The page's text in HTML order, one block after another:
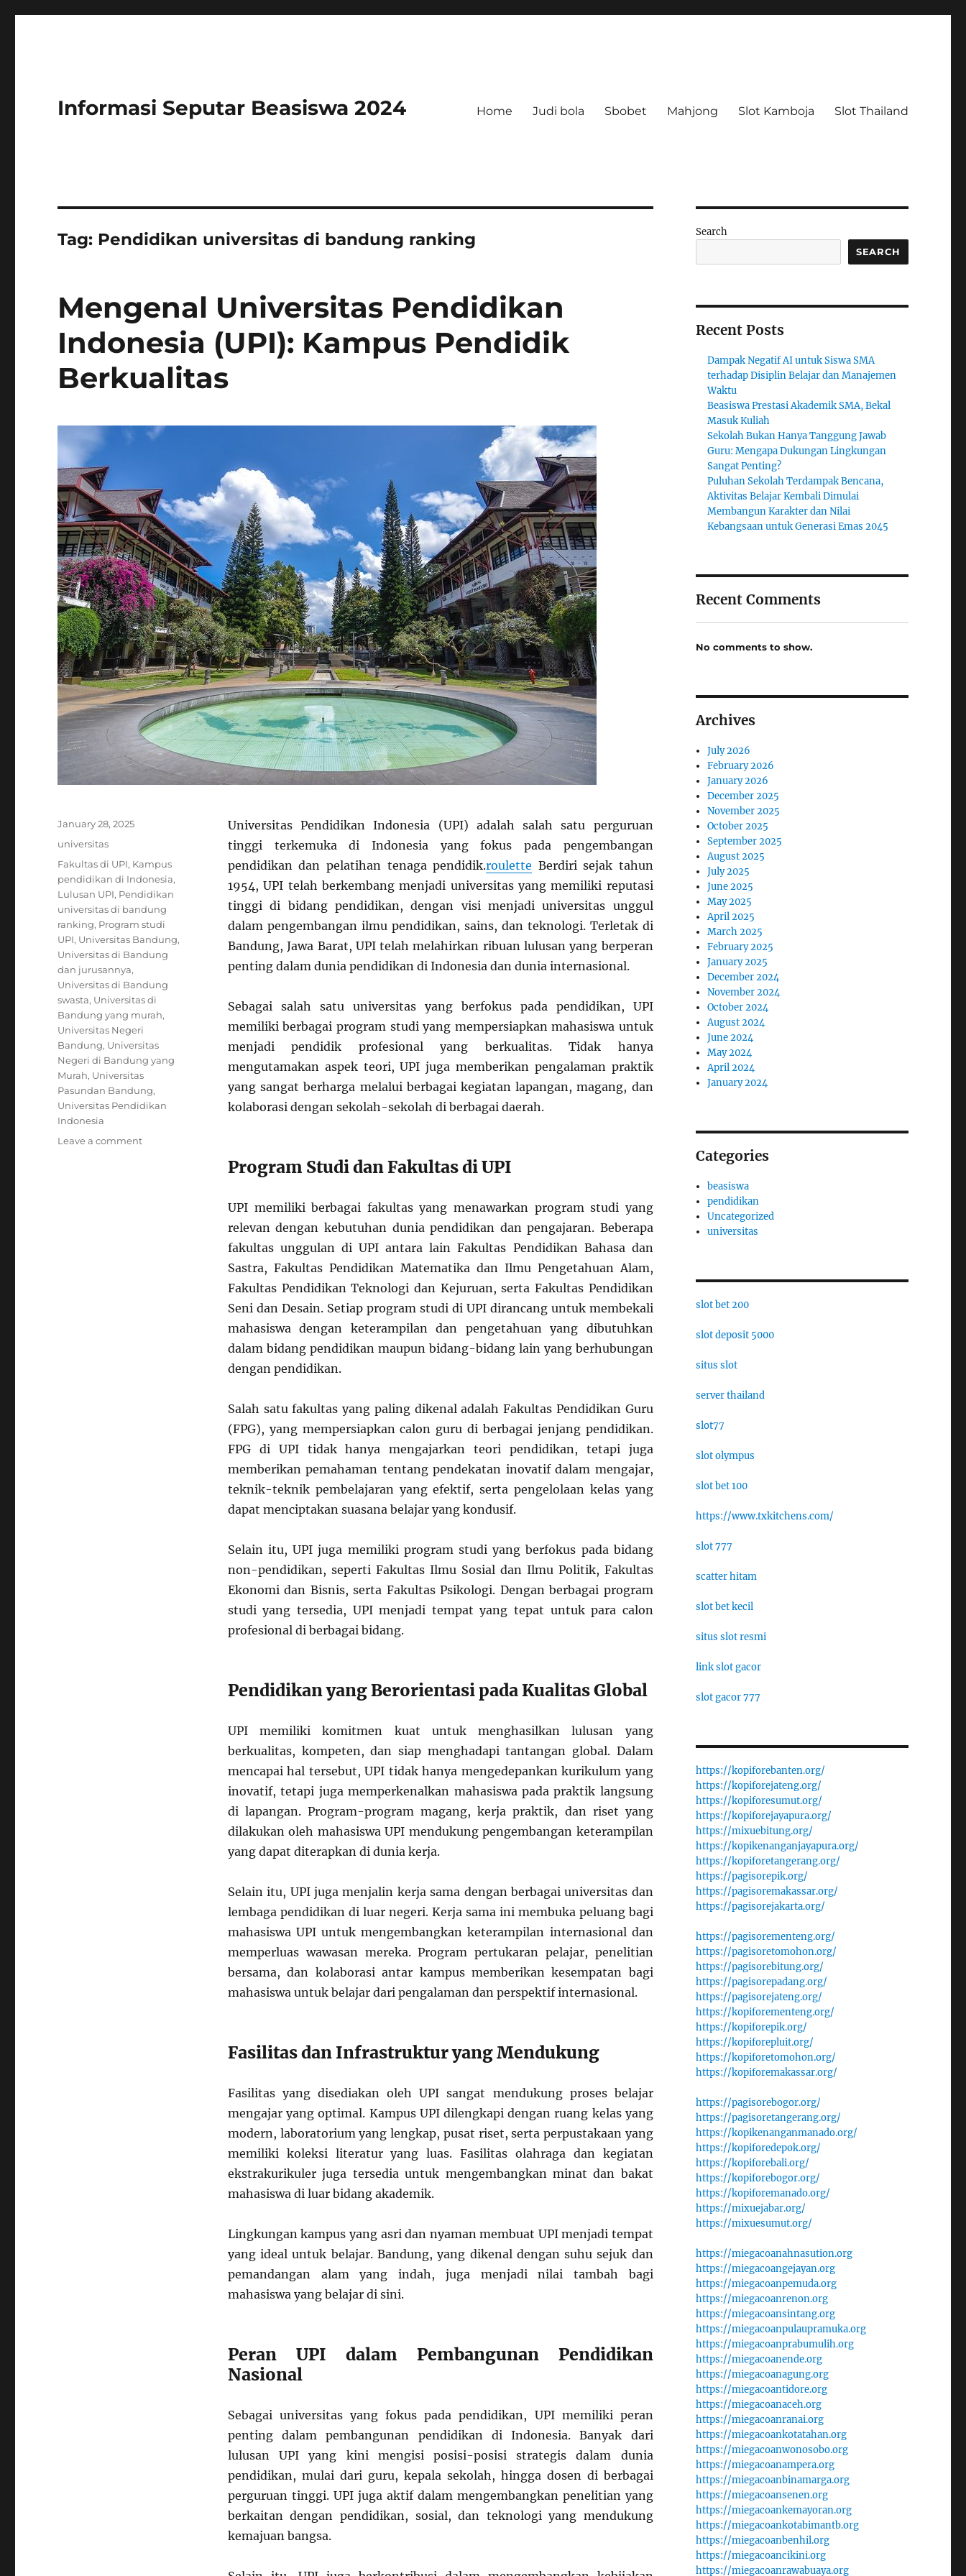
Informasi Seputar Beasiswa 2024 Home Judi bola Sbobet Mahjong Slot Kamboja Slot Thailand
Tag: Pendidikan universitas di bandung ranking
Mengenal Universitas Pendidikan
Indonesia (UPI): Kampus Pendidik
Berkualitas
Universitas Pendidikan Indonesia (UPI) adalah salah satu perguruan
tinggi terkemuka di Indonesia yang fokus pada pengembangan
pendidikan dan pelatihan tenaga pendidik.roulette Berdiri sejak tahun
1954, UPI telah berkembang menjadi universitas yang memiliki reputasi
tinggi di bidang pendidikan, dengan visi menjadi universitas unggul
dalam pengembangan ilmu pendidikan, sains, dan teknologi. Terletak di
Bandung, Jawa Barat, UPI telah melahirkan ribuan lulusan yang berperan
penting dalam dunia pendidikan di Indonesia dan dunia internasional.
Sebagai salah satu universitas yang berfokus pada pendidikan, UPI
memiliki berbagai program studi yang mempersiapkan mahasiswa untuk
menjadi pendidik profesional yang berkualitas. Tidak hanya
mengutamakan aspek teori, UPI juga memberikan pengalaman praktik
yang sangat berharga melalui berbagai kegiatan lapangan, magang, dan
kolaborasi dengan sekolah-sekolah di berbagai daerah.
Program Studi dan Fakultas di UPI
UPI memiliki berbagai fakultas yang menawarkan program studi yang
relevan dengan kebutuhan dunia pendidikan dan pengajaran. Beberapa
fakultas unggulan di UPI antara lain Fakultas Pendidikan Bahasa dan
Sastra, Fakultas Pendidikan Matematika dan Ilmu Pengetahuan Alam,
Fakultas Pendidikan Teknologi dan Kejuruan, serta Fakultas Pendidikan
Seni dan Desain. Setiap program studi di UPI dirancang untuk membekali
mahasiswa dengan keterampilan dan pengetahuan yang dibutuhkan
dalam bidang pendidikan maupun bidang-bidang lain yang berhubungan
dengan pendidikan.
Salah satu fakultas yang paling dikenal adalah Fakultas Pendidikan Guru
(FPG), yang mempersiapkan calon guru di berbagai jenjang pendidikan.
FPG di UPI tidak hanya mengajarkan teori pendidikan, tetapi juga
memberikan pemahaman tentang pendekatan inovatif dalam mengajar,
teknik-teknik pembelajaran yang efektif, serta pengelolaan kelas yang
dapat menciptakan suasana belajar yang kondusif.
Selain itu, UPI juga memiliki program studi yang berfokus pada bidang
non-pendidikan, seperti Fakultas Ilmu Sosial dan Ilmu Politik, Fakultas
Ekonomi dan Bisnis, serta Fakultas Psikologi. Dengan berbagai program
studi yang tersedia, UPI menjadi tempat yang tepat untuk para calon
profesional di berbagai bidang.
Pendidikan yang Berorientasi pada Kualitas Global
UPI memiliki komitmen kuat untuk menghasilkan lulusan yang
berkualitas, kompeten, dan siap menghadapi tantangan global. Dalam
mencapai hal tersebut, UPI tidak hanya mengedepankan kurikulum yang
inovatif, tetapi juga memperkenalkan mahasiswa pada praktik langsung
di lapangan. Program-program magang, kerja praktik, dan riset yang
dilakukan oleh mahasiswa UPI mendukung pengembangan keterampilan
yang dapat diterapkan di dunia kerja.
Selain itu, UPI juga menjalin kerja sama dengan berbagai universitas dan
lembaga pendidikan di luar negeri. Kerja sama ini membuka peluang bagi
mahasiswa UPI untuk mengembangkan keterampilan internasional dan
memperluas wawasan mereka. Program pertukaran pelajar, penelitian
bersama, dan kolaborasi antar kampus memberikan kesempatan bagi
mahasiswa untuk belajar dari pengalaman dan perspektif internasional.
Fasilitas dan Infrastruktur yang Mendukung
Fasilitas yang disediakan oleh UPI sangat mendukung proses belajar
mengajar yang optimal. Kampus UPI dilengkapi dengan ruang kelas yang
modern, laboratorium yang lengkap, pusat riset, serta perpustakaan yang
memiliki koleksi literatur yang luas. Fasilitas olahraga dan kegiatan
ekstrakurikuler juga tersedia untuk mengembangkan minat dan bakat
mahasiswa di luar bidang akademik.
Lingkungan kampus yang asri dan nyaman membuat UPI menjadi tempat
yang ideal untuk belajar. Bandung, yang dikenal dengan suhu sejuk dan
pemandangan alam yang indah, juga menjadi nilai tambah bagi
mahasiswa yang belajar di sini.
Peran UPI dalam Pembangunan Pendidikan
Nasional
Sebagai universitas yang fokus pada pendidikan, UPI memiliki peran
penting dalam pembangunan pendidikan di Indonesia. Banyak dari
lulusan UPI yang kini mengisi posisi-posisi strategis dalam dunia
pendidikan, mulai dari guru, kepala sekolah, hingga dosen di berbagai
perguruan tinggi. UPI juga aktif dalam mengembangkan penelitian yang
berkaitan dengan pendidikan, sosial, dan teknologi yang mendukung
kemajuan bangsa.
Posted
January 28, 2025
Categories
universitas
Tags
Fakultas di UPI, Kampus
pendidikan di Indonesia,
Lulusan UPI, Pendidikan
universitas di bandung
ranking, Program studi
UPI, Universitas Bandung,
Universitas di Bandung
dan jurusannya,
Universitas di Bandung
swasta, Universitas di
Bandung yang murah,
Universitas Negeri
Bandung, Universitas
Negeri di Bandung yang
Murah, Universitas
Pasundan Bandung,
Universitas Pendidikan
Indonesia
Leave a commenton
Search
SEARCH
Recent Posts
Dampak Negatif AI untuk Siswa SMA
terhadap Disiplin Belajar dan Manajemen
Waktu
Beasiswa Prestasi Akademik SMA, Bekal
Masuk Kuliah
Sekolah Bukan Hanya Tanggung Jawab
Guru: Mengapa Dukungan Lingkungan
Sangat Penting?
Puluhan Sekolah Terdampak Bencana,
Aktivitas Belajar Kembali Dimulai
Membangun Karakter dan Nilai
Kebangsaan untuk Generasi Emas 2045
Recent Comments
No comments to show.
Archives
July 2026
February 2026
January 2026
December 2025
November 2025
October 2025
September 2025
August 2025
July 2025
June 2025
May 2025
April 2025
March 2025
February 2025
January 2025
December 2024
November 2024
October 2024
August 2024
June 2024
May 2024
April 2024
January 2024
Categories
beasiswa
pendidikan
Uncategorized
universitas
slot bet 200
slot deposit 5000
situs slot
server thailand
slot77
slot olympus
slot bet 100
https://www.txkitchens.com/
slot 777
scatter hitam
slot bet kecil
situs slot resmi
link slot gacor
slot gacor 777
https://kopiforebanten.org/
https://kopiforejateng.org/
https://kopiforesumut.org/
https://kopiforejayapura.org/
https://mixuebitung.org/
https://kopikenanganjayapura.org/
https://kopiforetangerang.org/
https://pagisorepik.org/
https://pagisoremakassar.org/
https://pagisorejakarta.org/
https://pagisorementeng.org/
https://pagisoretomohon.org/
https://pagisorebitung.org/
https://pagisorepadang.org/
https://pagisorejateng.org/
https://kopiforementeng.org/
https://kopiforepik.org/
https://kopiforepluit.org/
https://kopiforetomohon.org/
https://kopiforemakassar.org/
https://pagisorebogor.org/
https://pagisoretangerang.org/
https://kopikenanganmanado.org/
https://kopiforedepok.org/
https://kopiforebali.org/
https://kopiforebogor.org/
https://kopiforemanado.org/
https://mixuejabar.org/
https://mixuesumut.org/
https://miegacoanahnasution.org
https://miegacoangejayan.org
https://miegacoanpemuda.org
https://miegacoanrenon.org
https://miegacoansintang.org
https://miegacoanpulaupramuka.org
https://miegacoanprabumulih.org
https://miegacoanende.org
https://miegacoanagung.org
https://miegacoantidore.org
https://miegacoanaceh.org
https://miegacoanranai.org
https://miegacoankotatahan.org
https://miegacoanwonosobo.org
https://miegacoanampera.org
https://miegacoanbinamarga.org
https://miegacoansenen.org
https://miegacoankemayoran.org
https://miegacoankotabimantb.org
https://miegacoanbenhil.org
https://miegacoancikini.org
https://miegacoanrawabuaya.org